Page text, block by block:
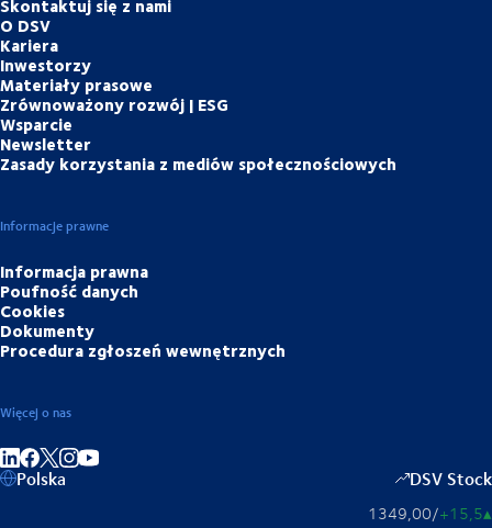
Skontaktuj się z nami
O DSV
Kariera
Inwestorzy
Materiały prasowe
Zrównoważony rozwój | ESG
Wsparcie
Newsletter
Zasady korzystania z mediów społecznościowych
Informacje prawne
Informacja prawna
Poufność danych
Cookies
Dokumenty
Procedura zgłoszeń wewnętrznych
Więcej o nas
Share on linkedIn
Share on Facebook
Share on Instagram
Polska DSV Stock
1349,00/+15,5▴